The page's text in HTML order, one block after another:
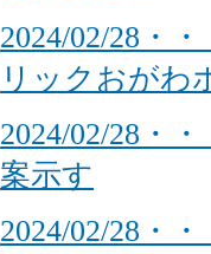
2024/02/28・
リックおがわ
2024/02/28・
案示す
2024/02/28・